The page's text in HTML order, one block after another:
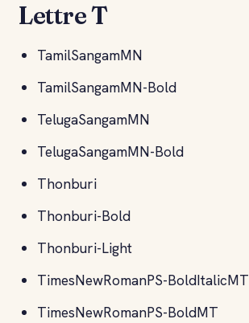
Lettre T
TamilSangamMN
TamilSangamMN-Bold
TelugaSangamMN
TelugaSangamMN-Bold
Thonburi
Thonburi-Bold
Thonburi-Light
TimesNewRomanPS-BoldItalicMT
TimesNewRomanPS-BoldMT